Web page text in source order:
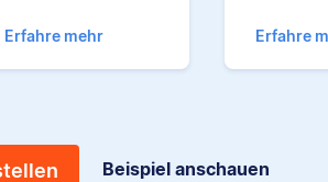
Erfahre mehr Erfahre
Beispiel anschauen
Patrick